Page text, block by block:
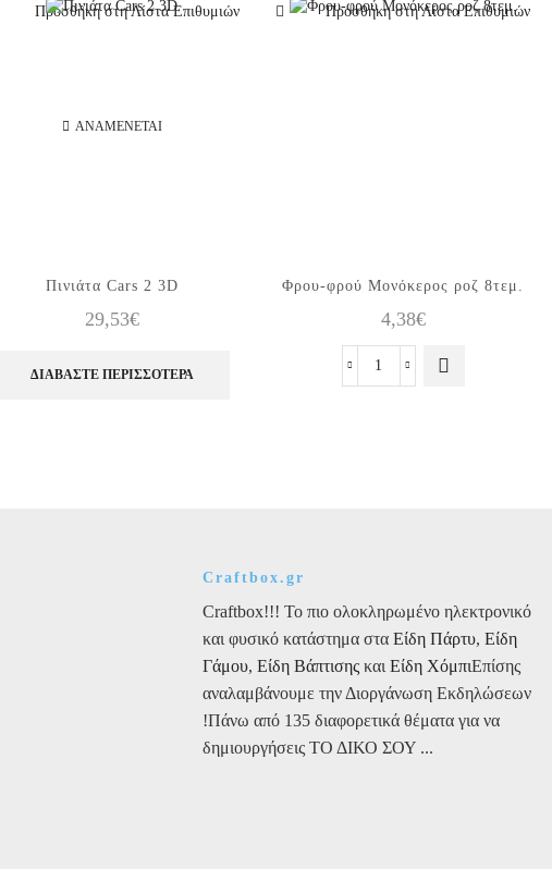
Προσθήκη στη Λίστα Επιθυμιών
ΑΝΑΜΈΝΕΤΑΙ
Πινιάτα Cars 2 3D
29,53€
ΔΙΑΒΆΣΤΕ ΠΕΡΙΣΣΌΤΕΡΑ
Προσθήκη στη Λίστα Επιθυμιών
Φρου-φρού Μονόκερος ροζ 8τεμ.
4,38€
Φρου-
Craftbox.gr
Craftbox!!! Το πιο ολοκληρωμένο ηλεκτρονικό
και φυσικό κατάστημα στα Είδη Πάρτυ, Είδη
Γάμου, Είδη Βάπτισης και Είδη ΧόμπιΕπίσης
αναλαμβάνουμε την Διοργάνωση Εκδηλώσεων
!Πάνω από 135 διαφορετικά θέματα για να
δημιουργήσεις ΤΟ ΔΙΚΟ ΣΟΥ ...